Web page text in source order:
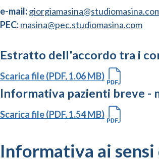
e-mail:
PEC:masina@pec.studiomasina.com
Estratto dell'accordo tra i
Scarica file (PDF, 1.06 MB)
Informativa pazienti breve -
Scarica file (PDF, 1.54 MB)
Informativa ai